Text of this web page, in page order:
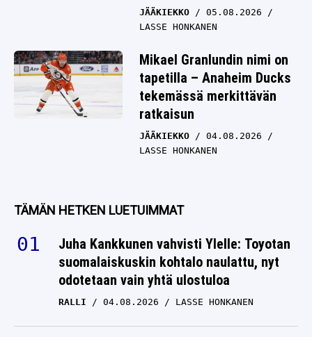
JÄÄKIEKKO
05.08.2026
LASSE HONKANEN
Mikael Granlundin nimi on
tapetilla – Anaheim Ducks
tekemässä merkittävän
ratkaisun
JÄÄKIEKKO
04.08.2026
LASSE HONKANEN
TÄMÄN HETKEN LUETUIMMAT
Juha Kankkunen vahvisti Ylelle: Toyotan
suomalaiskuskin kohtalo naulattu, nyt
odotetaan vain yhtä ulostuloa
RALLI 04.08.2026 LASSE HONKANEN